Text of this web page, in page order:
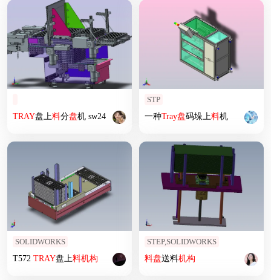
TRAY盘上料分盘机 sw24
STP
一种Tray盘码垛上料机
SOLIDWORKS
T572 TRAY盘上料机构
STEP,SOLIDWORKS
料盘送料机构